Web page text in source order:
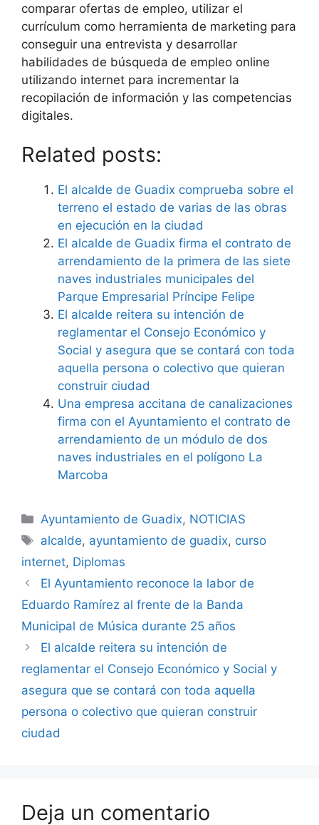
comparar ofertas de empleo, utilizar el
currículum como herramienta de marketing para
conseguir una entrevista y desarrollar
habilidades de búsqueda de empleo online
utilizando internet para incrementar la
recopilación de información y las competencias
digitales.
Related posts:
El alcalde de Guadix comprueba sobre el
terreno el estado de varias de las obras
en ejecución en la ciudad
El alcalde de Guadix firma el contrato de
arrendamiento de la primera de las siete
naves industriales municipales del
Parque Empresarial Príncipe Felipe
El alcalde reitera su intención de
reglamentar el Consejo Económico y
Social y asegura que se contará con toda
aquella persona o colectivo que quieran
construir ciudad
Una empresa accitana de canalizaciones
firma con el Ayuntamiento el contrato de
arrendamiento de un módulo de dos
naves industriales en el polígono La
Marcoba
Categorías
Ayuntamiento de Guadix, NOTICIAS
Etiquetas
alcalde, ayuntamiento de guadix, curso
internet, Diplomas
El Ayuntamiento reconoce la labor de
Eduardo Ramírez al frente de la Banda
Municipal de Música durante 25 años
El alcalde reitera su intención de
reglamentar el Consejo Económico y Social y
asegura que se contará con toda aquella
persona o colectivo que quieran construir
ciudad
Deja un comentario